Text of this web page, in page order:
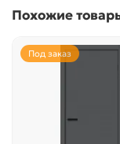
Похожие
Под заказ